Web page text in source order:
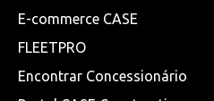
E-commerce CASE
FLEETPRO
Encontrar Concessionário